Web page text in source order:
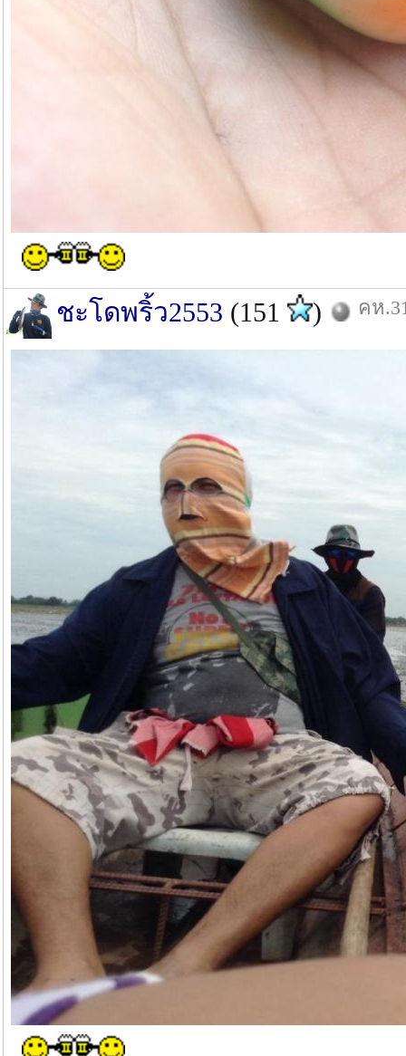
ชะโดพริ้ว2553 (151 ) คห